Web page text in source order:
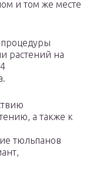
и том же месте
растений на
а также к
тюльпанов